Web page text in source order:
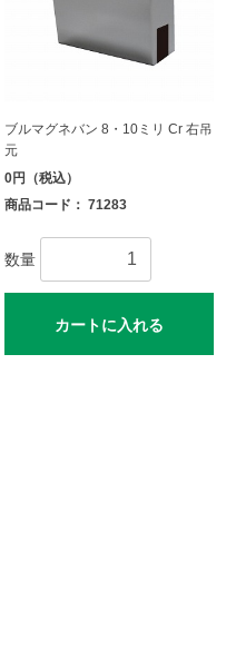
ブルマグネバン 8・10ミリ Cr 右吊
元
0円（税込）
商品コード： 71283
数量
カートに入れる